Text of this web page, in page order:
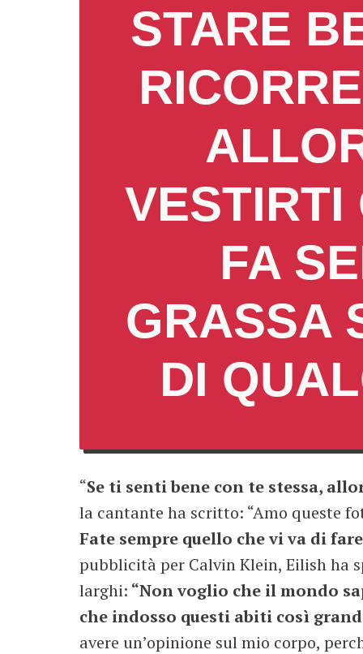
STARE
VESTIRTI
FA
GRASSA
DI
“Se ti senti bene con te stessa,
la cantante ha scritto: “Amo queste
Fate sempre quello che vi va di
pubblicità per Calvin Klein, Eilish ha
larghi: “Non voglio che il mondo
che indosso questi abiti così
avere un’opinione sul mio corpo,